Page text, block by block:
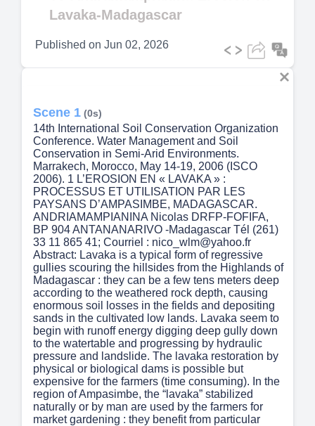
Lavaka-Madagascar
Published on Jun 02, 2026
Scene 1 (0s)
14th International Soil Conservation Organization
Conference. Water Management and Soil
Conservation in Semi-Arid Environments.
Marrakech, Morocco, May 14-19, 2006 (ISCO
2006). 1 L’EROSION EN « LAVAKA » :
PROCESSUS ET UTILISATION PAR LES
PAYSANS D’AMPASIMBE, MADAGASCAR.
ANDRIAMAMPIANINA Nicolas DRFP-FOFIFA,
BP 904 ANTANANARIVO -Madagascar Tél (261)
33 11 865 41; Courriel : nico_wlm@yahoo.fr
Abstract: Lavaka is a typical form of regressive
gullies scouring the hillsides from the Highlands of
Madagascar : they can be a few tens meters deep
according to the weathered rock depth, causing
enormous soil losses in the fields and depositing
sands in the cultivated low lands. Lavaka seem to
begin with runoff energy digging deep gully down
to the watertable and progressing by hydraulic
pressure and landslide. The lavaka restoration by
physical or biological dams is possible but
expensive for the farmers (time consuming). In the
region of Ampasimbe, the “lavaka” stabilized
naturally or by man are used by the farmers for
market gardening : they benefit from particular